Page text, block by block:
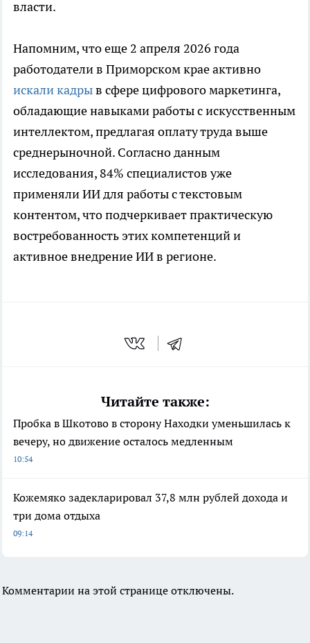
власти.
Напомним, что еще 2 апреля 2026 года
работодатели в Приморском крае активно
искали кадрыв сфере цифрового маркетинга,
обладающие навыками работы с искусственным
интеллектом, предлагая оплату труда выше
среднерыночной. Согласно данным
исследования, 84% специалистов уже
применяли ИИ для работы с текстовым
контентом, что подчеркивает практическую
востребованность этих компетенций и
активное внедрение ИИ в регионе.
Читайте также:
Пробка в Шкотово в сторону Находки уменьшилась к
вечеру, но движение осталось медленным
10:54
Кожемяко задекларировал 37,8 млн рублей дохода и
три дома отдыха
09:14
Комментарии на этой странице отключены.